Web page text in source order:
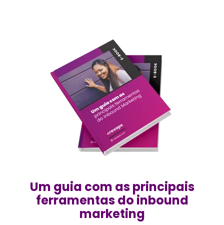
Um guia com as principais
ferramentas do inbound
marketing